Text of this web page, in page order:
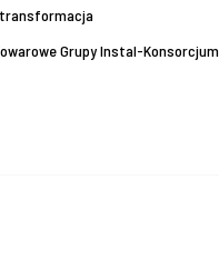
Grupy Instal-Konsorcjum